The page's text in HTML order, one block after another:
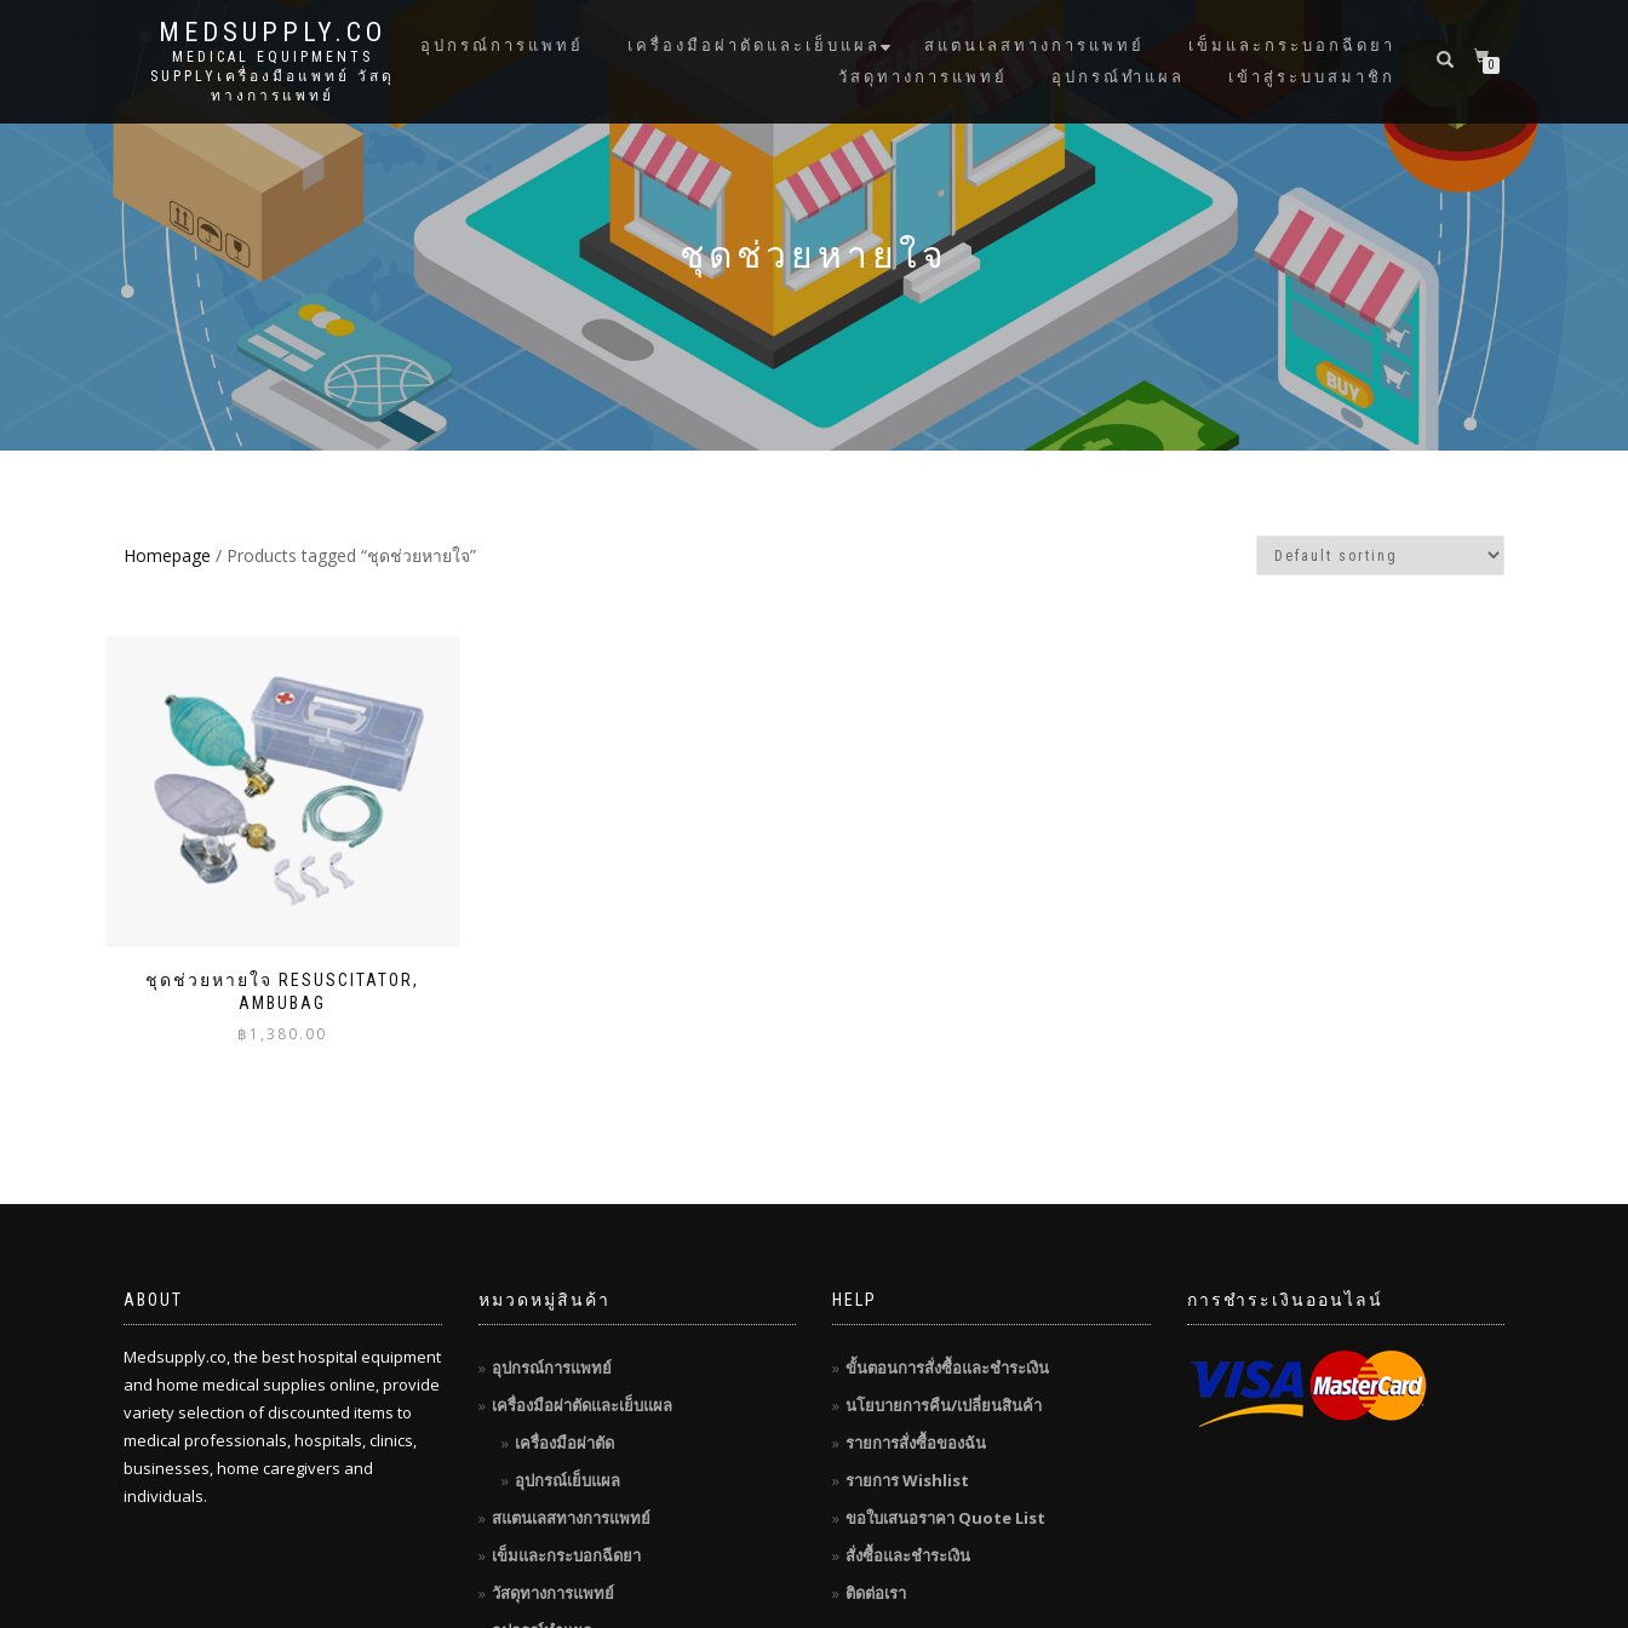
MEDSUPPLY.CO
MEDICAL EQUIPMENTS
SUPPLYเครื่องมือแพทย์ วัสดุ
ทางการแพทย์
อุปกรณ์การแพทย์ เครื่องมือผ่าตัดและเย็บแผล สแตนเลสทางการแพทย์
เข็มและกระบอกฉีดยา
วัสดุทางการแพทย์
อุปกรณ์ทำแผล เข้าสู่ระบบสมาชิก
0
ชุดช่วยหายใจ
Homepage / Products tagged “ชุดช่วยหายใจ”
ชุดช่วยหายใจ RESUSCITATOR,
AMBUBAG
฿ 1,380.00
ABOUT
Medsupply.co, the best hospital equipment
and home medical supplies online, provide
variety selection of discounted items to
medical professionals, hospitals, clinics,
businesses, home caregivers and
individuals.
หมวดหมู่สินค้า
อุปกรณ์การแพทย์
เครื่องมือผ่าตัดและเย็บแผล
เครื่องมือผ่าตัด
อุปกรณ์เย็บแผล
สแตนเลสทางการแพทย์
เข็มและกระบอกฉีดยา
วัสดุทางการแพทย์
HELP
ขั้นตอนการสั่งซื้อและชำระเงิน
นโยบายการคืน/เปลี่ยนสินค้า
รายการสั่งซื้อของฉัน
รายการ Wishlist
ขอใบเสนอราคา Quote List
สั่งซื้อและชำระเงิน
ติดต่อเรา
การชำระเงินออนไลน์